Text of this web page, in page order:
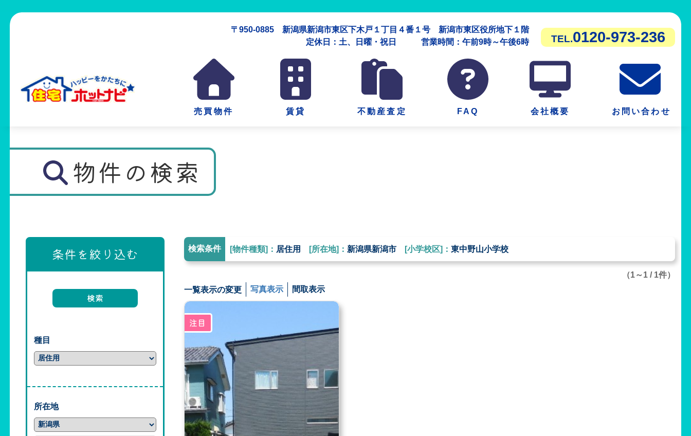
〒950-0885 新潟県新潟市東区下木戸１丁目４番１号 新潟市東区役所地下１階
定休日：土、日曜・祝日 営業時間：午前9時～午後6時
TEL.0120-973-236
売買物件 賃貸 不動産査定 FAQ 会社概要 お問い合わせ
物件の検索
条件を絞り込む
種目
所在地
検索条件 [物件種類]： 居住用 [所在地]： 新潟県新潟市 [小学校区]：東中野山小学校
（1～1 / 1件）
一覧表示の変更 写真表示 間取表示